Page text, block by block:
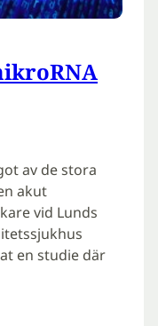
av de stora
akut
vid Lunds
en studie där